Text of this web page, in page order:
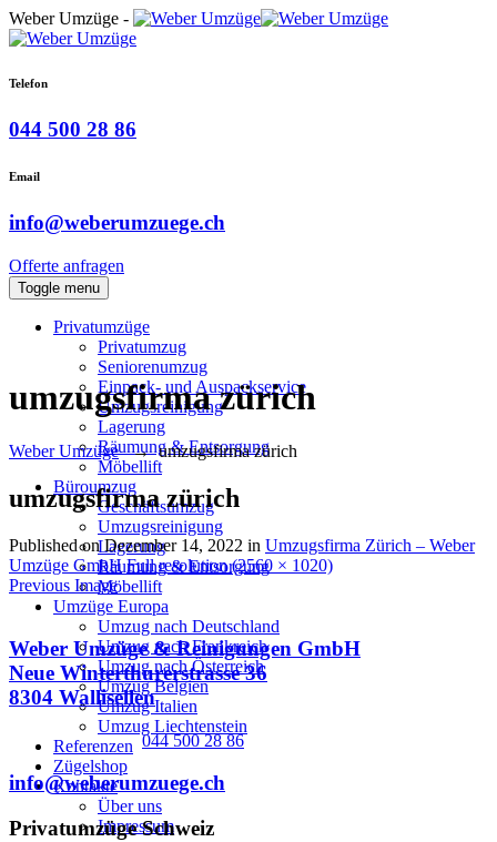
Weber Umzüge -
Telefon
044 500 28 86
Email
info@weberumzuege.ch
Offerte anfragen
Toggle menu
Privatumzüge
Privatumzug
Seniorenumzug
Einpack- und Auspackservice
Umzugsreinigung
Lagerung
Räumung & Entsorgung
Möbellift
Büroumzug
Geschäftsumzug
Umzugsreinigung
Lagerung
Räumung & Entsorgung
Möbellift
Umzüge Europa
Umzug nach Deutschland
Umzug nach Frankreich
Umzug nach Österreich
Umzug Belgien
Umzug Italien
Umzug Liechtenstein
Referenzen
Zügelshop
Kontakte
Über uns
Impressum
umzugsfirma zürich
Weber Umzüge →umzugsfirma zürich
umzugsfirma zürich
Published onDezember 14, 2022 in Umzugsfirma Zürich – Weber
Umzüge GmbH Full resolution (2560 × 1020)
Previous Image
Weber Umzüge & Reinigungen GmbH
Neue Winterthurerstrasse 36
8304 Wallisellen
044 500 28 86
info@weberumzuege.ch
Privatumzüge Schweiz